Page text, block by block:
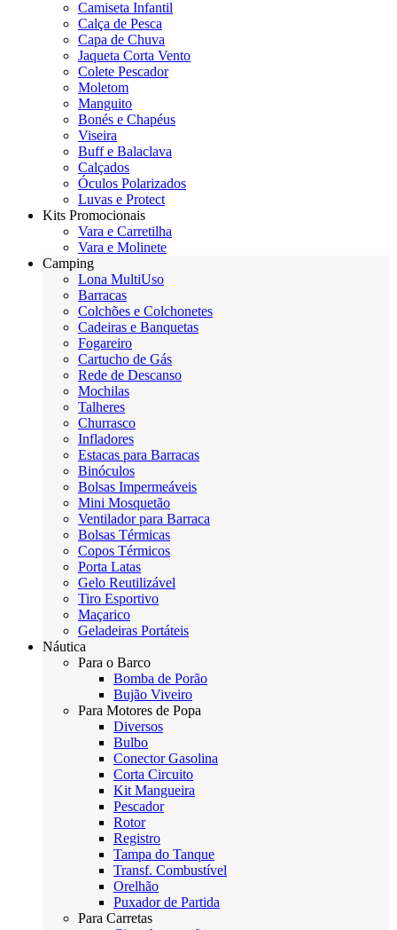
Camiseta Infantil
Calça de Pesca
Capa de Chuva
Jaqueta Corta Vento
Colete Pescador
Moletom
Manguito
Bonés e Chapéus
Viseira
Buff e Balaclava
Calçados
Óculos Polarizados
Luvas e Protect
Kits Promocionais
Vara e Carretilha
Vara e Molinete
Camping
Lona MultiUso
Barracas
Colchões e Colchonetes
Cadeiras e Banquetas
Fogareiro
Cartucho de Gás
Rede de Descanso
Mochilas
Talheres
Churrasco
Infladores
Estacas para Barracas
Binóculos
Bolsas Impermeáveis
Mini Mosquetão
Ventilador para Barraca
Bolsas Térmicas
Copos Térmicos
Porta Latas
Gelo Reutilizável
Tiro Esportivo
Maçarico
Geladeiras Portáteis
Náutica
Para o Barco
Bomba de Porão
Bujão Viveiro
Para Motores de Popa
Diversos
Bulbo
Conector Gasolina
Corta Circuito
Kit Mangueira
Pescador
Rotor
Registro
Tampa do Tanque
Transf. Combustível
Orelhão
Puxador de Partida
Para Carretas